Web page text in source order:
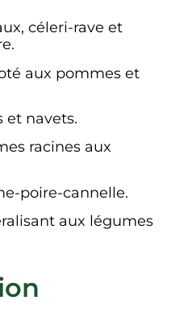
céleri-rave et
aux pommes et
et navets.
racines aux
poire-cannelle.
aux légumes